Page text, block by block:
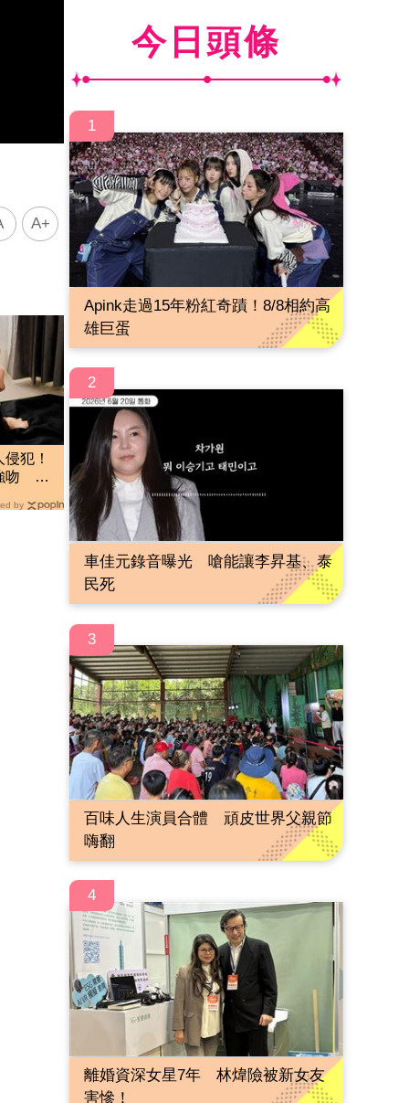
A+
犯！
吻 他
by
今日頭條
1
Apink走過15年粉紅奇蹟！8/8相約高
雄巨蛋
2
車佳元錄音曝光 嗆能讓李昇基、泰
民死
3
百味人生演員合體 頑皮世界父親節
嗨翻
4
離婚資深女星7年 林煒險被新女友
害慘！